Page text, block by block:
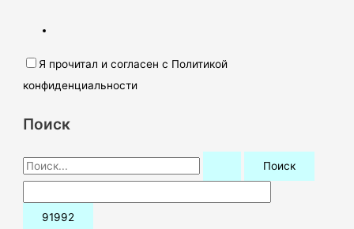
Я прочитал и согласен с Политикой
конфиденциальности
Поиск
П
о
и